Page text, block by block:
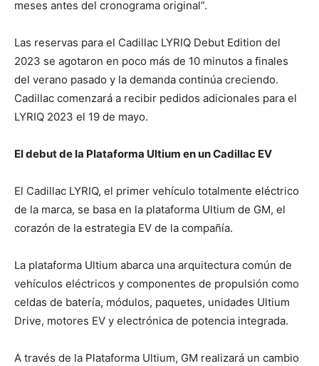
meses antes del cronograma original”.
Las reservas para el Cadillac LYRIQ Debut Edition del
2023 se agotaron en poco más de 10 minutos a finales
del verano pasado y la demanda continúa creciendo.
Cadillac comenzará a recibir pedidos adicionales para el
LYRIQ 2023 el 19 de mayo.
El debut de la Plataforma Ultium en un Cadillac EV
El Cadillac LYRIQ, el primer vehículo totalmente eléctrico
de la marca, se basa en la plataforma Ultium de GM, el
corazón de la estrategia EV de la compañía.
La plataforma Ultium abarca una arquitectura común de
vehículos eléctricos y componentes de propulsión como
celdas de batería, módulos, paquetes, unidades Ultium
Drive, motores EV y electrónica de potencia integrada.
A través de la Plataforma Ultium, GM realizará un cambio